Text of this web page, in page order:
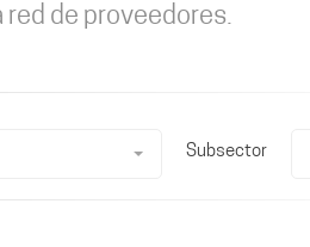
de proveedores.
Subsector